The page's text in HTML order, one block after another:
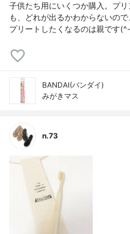
子供たち用にいくつか購入。プ
も、どれが出るかわからないの
プリートしたくなるのは親です
BANDAI(バンダイ)
みがきマス
n.73